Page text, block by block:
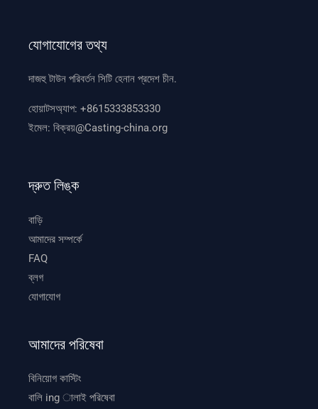
যোগাযোগের তথ্য
দাজহু টাউন পরিবর্তন সিটি হেনান প্রদেশ চীন.
হোয়াটসঅ্যাপ:+8615333853330
ইমেল:বিক্রয়@Casting-china.org
দ্রুত লিঙ্ক
বাড়ি
আমাদের সম্পর্কে
FAQ
ব্লগ
যোগাযোগ
আমাদের পরিষেবা
বিনিয়োগ কাস্টিং
বালি ing ালাই পরিষেবা